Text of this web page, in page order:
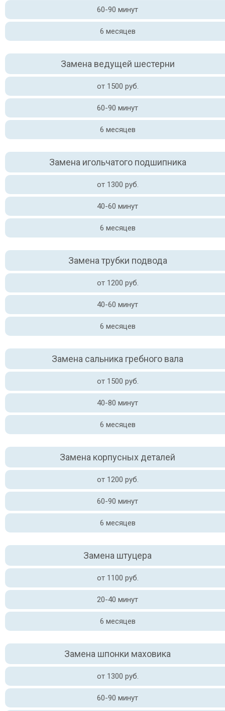
60-90 минут
6 месяцев
Замена ведущей шестерни
от 1500 руб.
60-90 минут
6 месяцев
Замена игольчатого подшипника
от 1300 руб.
40-60 минут
6 месяцев
Замена трубки подвода
от 1200 руб.
40-60 минут
6 месяцев
Замена сальника гребного вала
от 1500 руб.
40-80 минут
6 месяцев
Замена корпусных деталей
от 1200 руб.
60-90 минут
6 месяцев
Замена штуцера
от 1100 руб.
20-40 минут
6 месяцев
Замена шпонки маховика
от 1300 руб.
60-90 минут